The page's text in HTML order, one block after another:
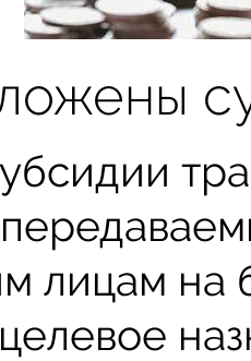
лицам на